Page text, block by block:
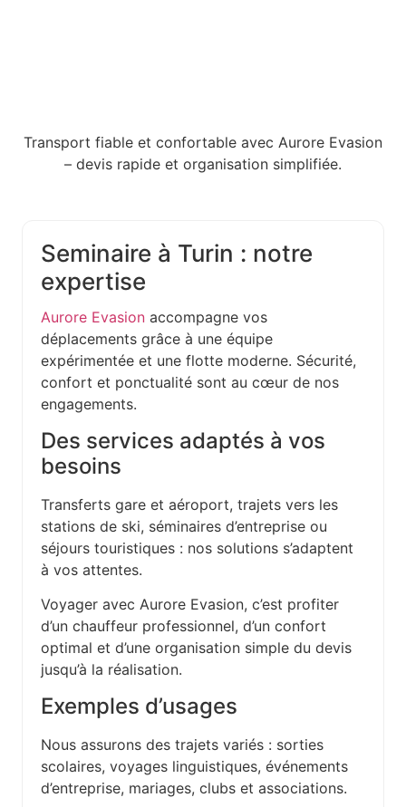
Transport fiable et confortable avec Aurore Evasion
– devis rapide et organisation simplifiée.
Seminaire à Turin : notre
expertise
Aurore Evasion accompagne vos
déplacements grâce à une équipe
expérimentée et une flotte moderne. Sécurité,
confort et ponctualité sont au cœur de nos
engagements.
Des services adaptés à vos
besoins
Transferts gare et aéroport, trajets vers les
stations de ski, séminaires d’entreprise ou
séjours touristiques : nos solutions s’adaptent
à vos attentes.
Voyager avec Aurore Evasion, c’est profiter
d’un chauffeur professionnel, d’un confort
optimal et d’une organisation simple du devis
jusqu’à la réalisation.
Exemples d’usages
Nous assurons des trajets variés : sorties
scolaires, voyages linguistiques, événements
d’entreprise, mariages, clubs et associations.